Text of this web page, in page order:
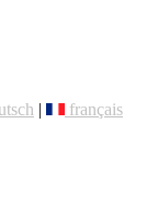
|
français